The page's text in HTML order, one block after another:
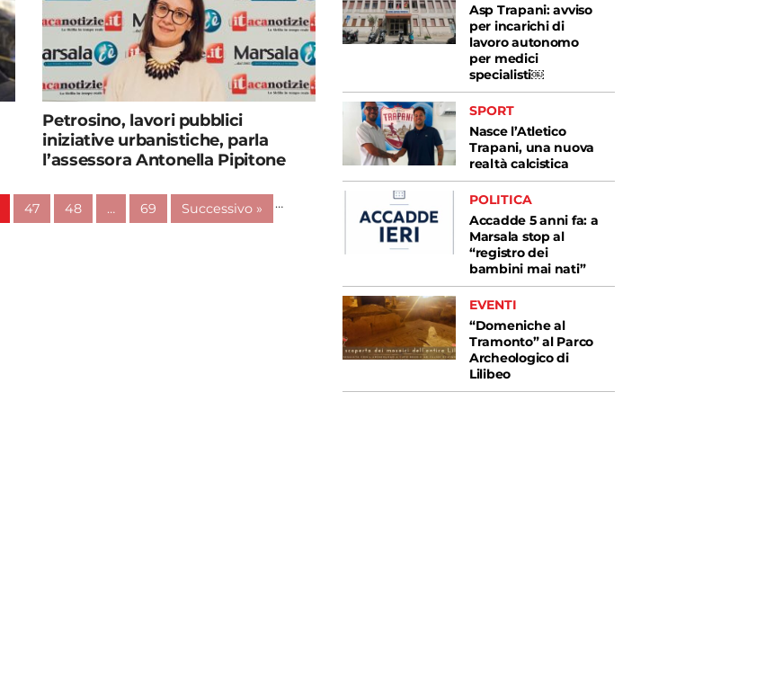
Petrosino, lavori pubblici
iniziative urbanistiche, parla
l’assessora Antonella Pipitone
…
47 48 … 69 Successivo »
Asp Trapani: avviso
per incarichi di
lavoro autonomo
per medici
specialisti￼
SPORT
Nasce l’Atletico
Trapani, una nuova
realtà calcistica
POLITICA
Accadde 5 anni fa: a
Marsala stop al
“registro dei
bambini mai nati”
EVENTI
“Domeniche al
Tramonto” al Parco
Archeologico di
Lilibeo